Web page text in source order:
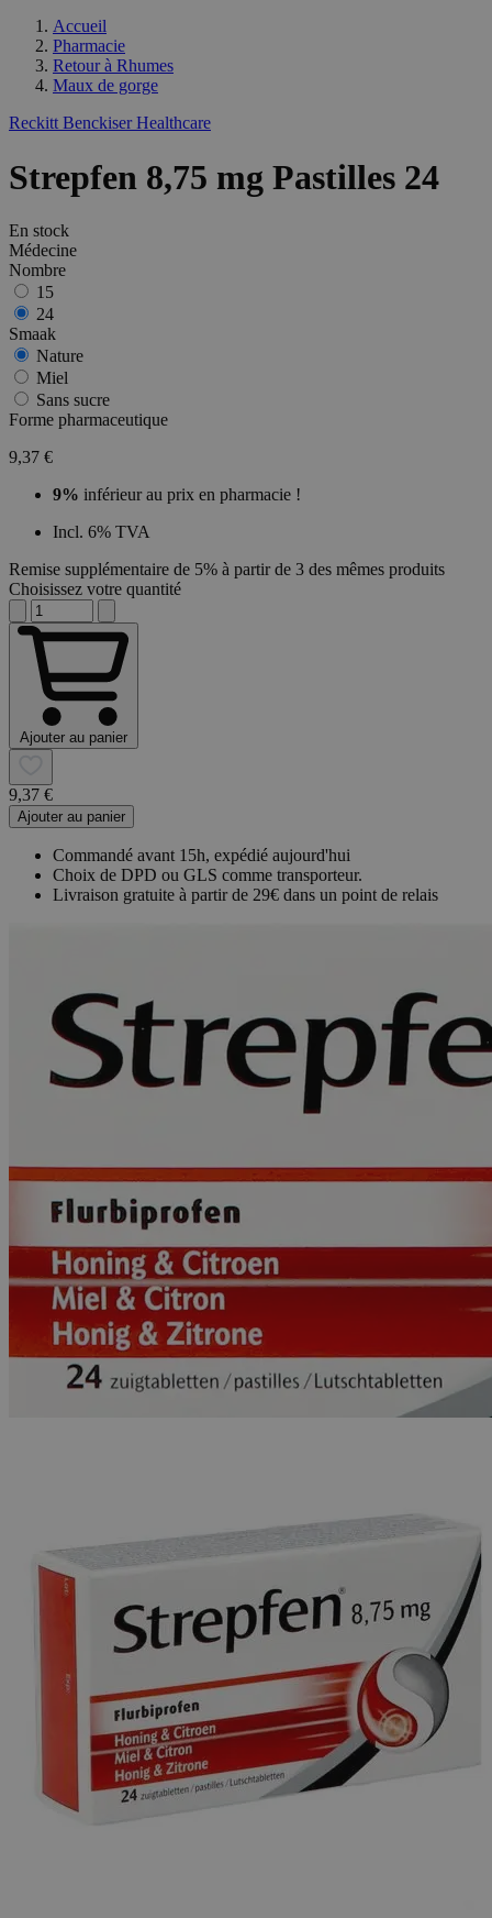
Accueil
Pharmacie
Retour à Rhumes
Maux de gorge
Reckitt Benckiser Healthcare
Strepfen 8,75 mg Pastilles 24
En stock
Médecine
Nombre
15
24
Smaak
Nature
Miel
Sans sucre
Forme pharmaceutique
9,37 €
9% inférieur au prix en pharmacie !
Incl. 6% TVA
Remise supplémentaire de 5% à partir de 3 des mêmes produits
Choisissez votre quantité
Ajouter au panier
9,37 €
Ajouter au panier
Commandé avant 15h, expédié aujourd'hui
Choix de DPD ou GLS comme transporteur.
Livraison gratuite à partir de 29€ dans un point de relais